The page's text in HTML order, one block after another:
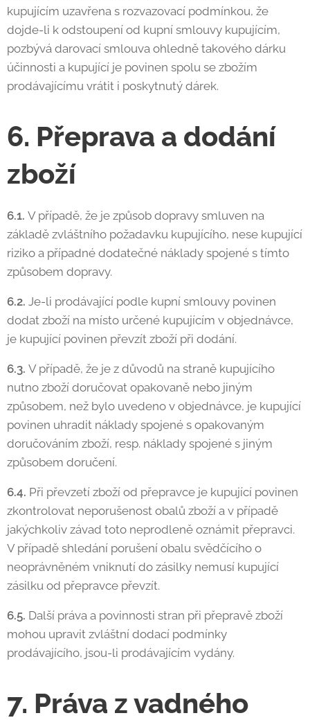
kupujícím uzavřena s rozvazovací podmínkou, že
dojde-li k odstoupení od kupní smlouvy kupujícím,
pozbývá darovací smlouva ohledně takového dárku
účinnosti a kupující je povinen spolu se zbožím
prodávajícímu vrátit i poskytnutý dárek.
6. Přeprava a dodání
zboží
6.1. V případě, že je způsob dopravy smluven na
základě zvláštního požadavku kupujícího, nese kupující
riziko a případné dodatečné náklady spojené s tímto
způsobem dopravy.
6.2. Je-li prodávající podle kupní smlouvy povinen
dodat zboží na místo určené kupujícím v objednávce,
je kupující povinen převzít zboží při dodání.
6.3. V případě, že je z důvodů na straně kupujícího
nutno zboží doručovat opakovaně nebo jiným
způsobem, než bylo uvedeno v objednávce, je kupující
povinen uhradit náklady spojené s opakovaným
doručováním zboží, resp. náklady spojené s jiným
způsobem doručení.
6.4. Při převzetí zboží od přepravce je kupující povinen
zkontrolovat neporušenost obalů zboží a v případě
jakýchkoliv závad toto neprodleně oznámit přepravci.
V případě shledání porušení obalu svědčícího o
neoprávněném vniknutí do zásilky nemusí kupující
zásilku od přepravce převzít.
6.5. Další práva a povinnosti stran při přepravě zboží
mohou upravit zvláštní dodací podmínky
prodávajícího, jsou-li prodávajícím vydány.
7. Práva z vadného